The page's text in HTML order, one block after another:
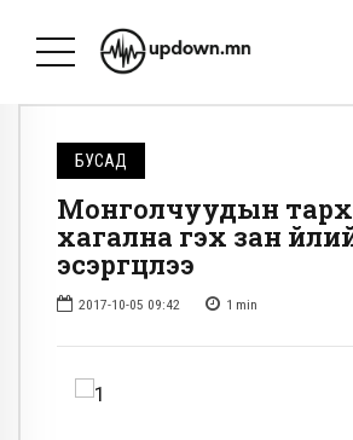
БУСАД
Монголчуудын
хагална гэх зан
эсэргүүцлээ
2017-10-05 09:42 1 min